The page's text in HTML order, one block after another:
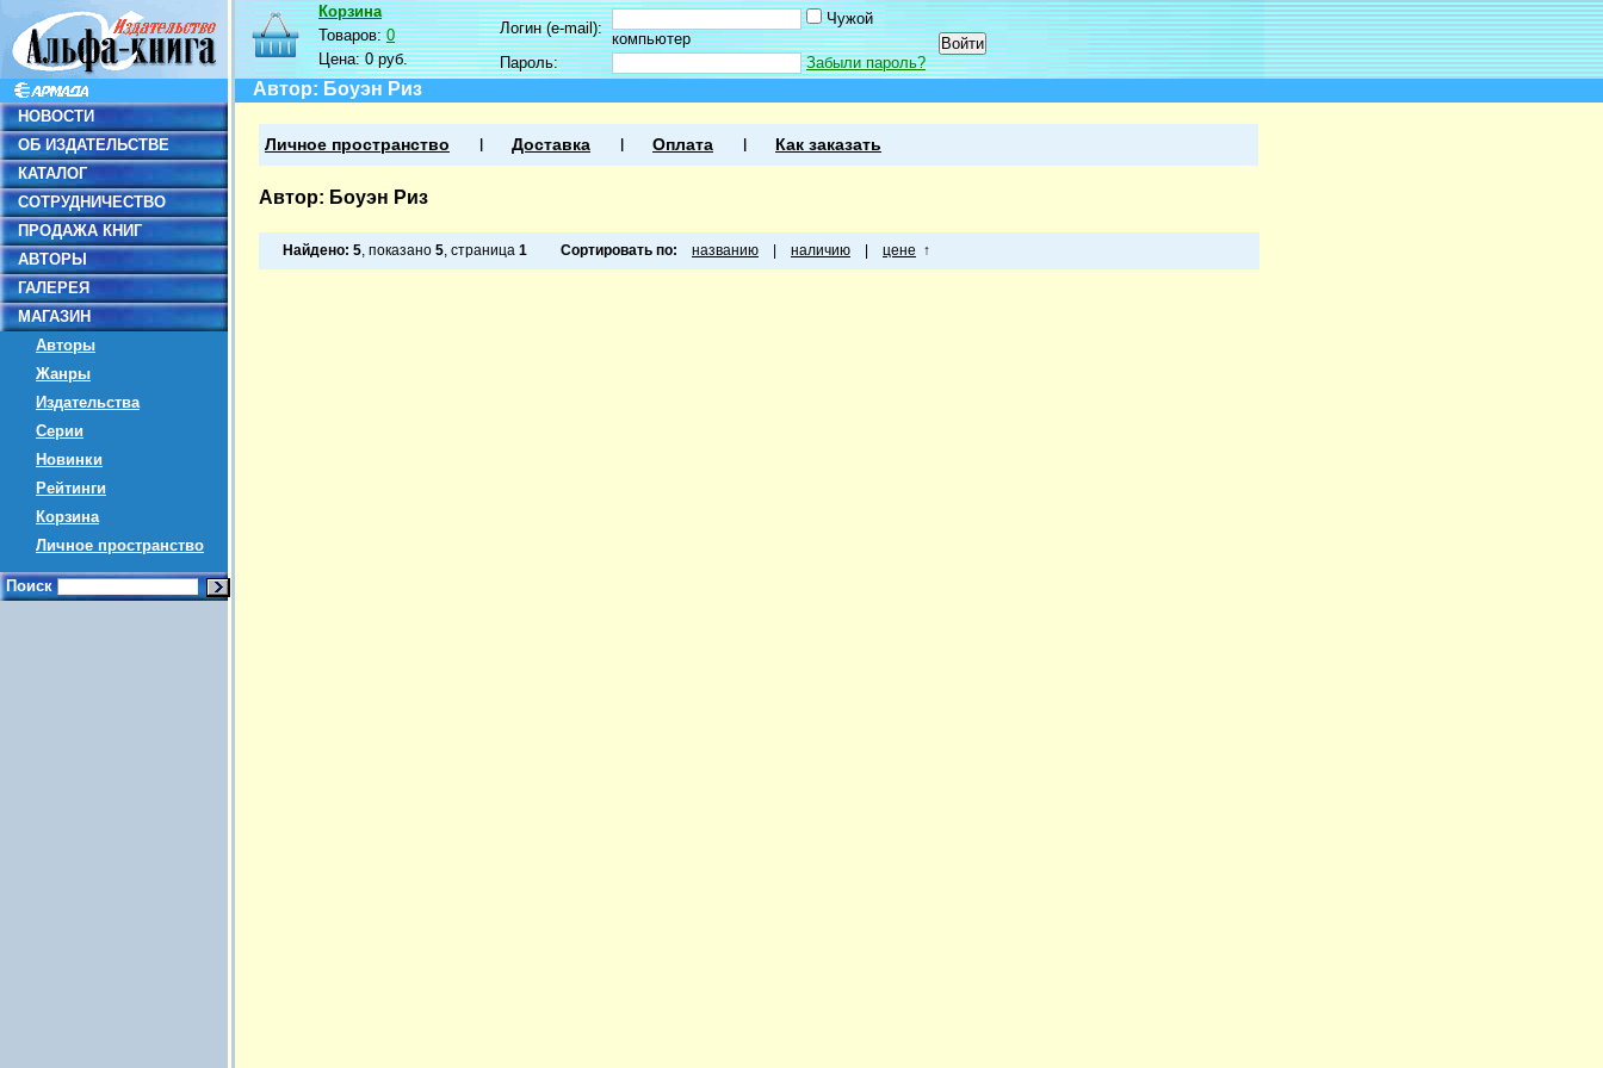
НОВОСТИ
ОБ ИЗДАТЕЛЬСТВЕ
КАТАЛОГ
СОТРУДНИЧЕСТВО
ПРОДАЖА КНИГ
АВТОРЫ
ГАЛЕРЕЯ
МАГАЗИН
Авторы
Жанры
Издательства
Серии
Новинки
Рейтинги
Корзина
Личное пространство
Поиск
Корзина
Товаров:0
Цена:0 руб.
Логин (e-mail):
Чужой
компьютер
Пароль:
Забыли пароль?
Автор: Боуэн Риз
Личное пространство Доставка Оплата Как заказать
Автор: Боуэн Риз
Найдено: 5, показано 5, страница 1 Сортировать по: названию наличию цене ↑